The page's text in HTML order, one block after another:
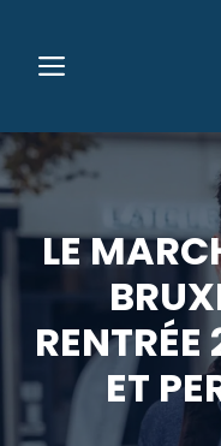
contenuMENU
LE
ET